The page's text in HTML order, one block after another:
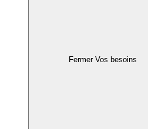
Fermer Vos besoins